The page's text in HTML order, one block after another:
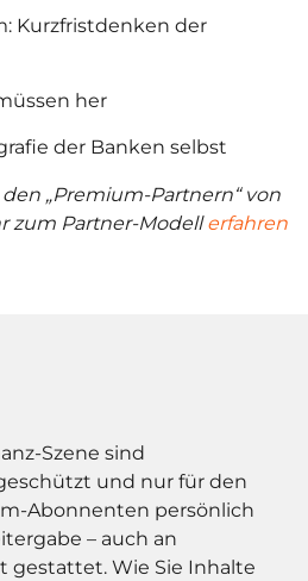
Kurzfristdenken der
her
der Banken selbst
„Premium-Partnern“ von
zum Partner-Modellerfahren
Szene sind
und nur für den
Abonnenten persönlich
– auch an
gestattet. Wie Sie Inhalte